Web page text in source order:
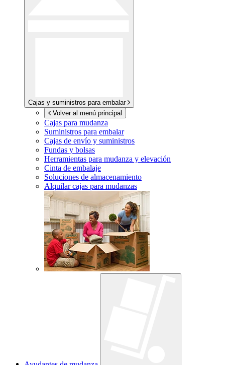
Cajas y suministros para embalar
Volver al menú principal
Cajas para mudanza
Suministros para embalar
Cajas de envío y suministros
Fundas y bolsas
Herramientas para mudanza y elevación
Cinta de embalaje
Soluciones de almacenamiento
Alquilar cajas para mudanzas